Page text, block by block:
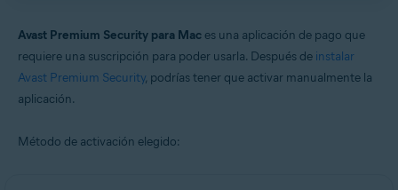
Avast Premium Security para Mac es una aplicación de pago que
requiere una suscripción para poder usarla. Después de instalar
Avast Premium Security, podrías tener que activar manualmente la
aplicación.
Método de activación elegido: